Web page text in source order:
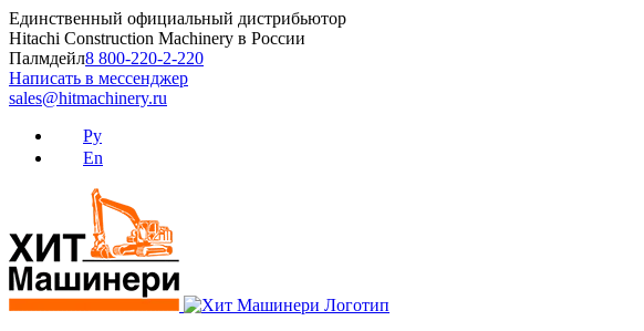
Skip
to
content
Единственный официальный дистрибьютор
Hitachi Construction Machinery в России
Палмдейл8 800-220-2-220
Написать в мессенджер
sales@hitmachinery.ru
Ру
En